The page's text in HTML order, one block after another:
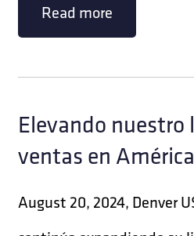
Read more
Elevando nuestro
ventas en América
August 20, 2024, Denver